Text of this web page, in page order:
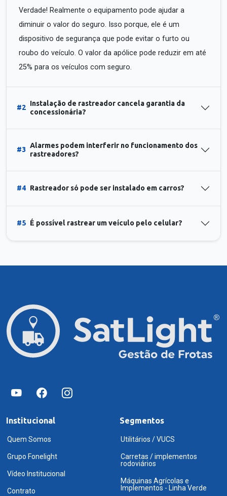
Verdade! Realmente o equipamento pode ajudar a
diminuir o valor do seguro. Isso porque, ele é um
dispositivo de segurança que pode evitar o furto ou
roubo do veículo. O valor da apólice pode reduzir em até
25% para os veículos com seguro.
#2
Instalação de rastreador cancela garantia da
concessionária?
#3
Alarmes podem interferir no funcionamento dos
rastreadores?
#4 Rastreador só pode ser instalado em carros?
#5 É possível rastrear um veículo pelo celular?
Institucional
Quem Somos
Grupo Fonelight
Vídeo Institucional
Contrato
Segmentos
Utilitários / VUCS
Carretas / implementos
rodoviários
Máquinas Agrícolas e
Implementos - Linha Verde